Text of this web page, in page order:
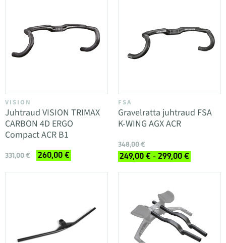
VISION
Juhtraud VISION TRIMAX
CARBON 4D ERGO
Compact ACR B1
331,00 € 260,00 €
FSA
Gravelratta juhtraud FSA
K-WING AGX ACR
348,00 €
249,00 € - 299,00 €